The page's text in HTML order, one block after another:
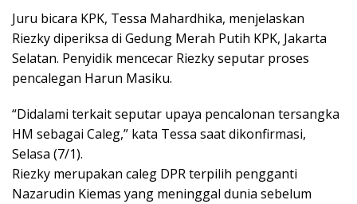
Juru bicara KPK, Tessa Mahardhika, menjelaskan
Riezky diperiksa di Gedung Merah Putih KPK, Jakarta
Selatan. Penyidik mencecar Riezky seputar proses
pencalegan Harun Masiku.
“Didalami terkait seputar upaya pencalonan tersangka
HM sebagai Caleg,” kata Tessa saat dikonfirmasi,
Selasa (7/1).
Riezky merupakan caleg DPR terpilih pengganti
Nazarudin Kiemas yang meninggal dunia sebelum